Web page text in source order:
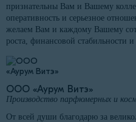
признательны Вам и Вашему
оперативность и серьезное
желаем Вам и каждому Вашему
роста, финансовой стабильности
ООО «Аурум Витэ»
Производство парфюмерных и
От всей души благодарю за